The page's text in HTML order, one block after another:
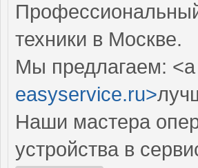
техники в Москве.
Мы предлагаем:
easyservice.ru>
Наши мастера
устройства в